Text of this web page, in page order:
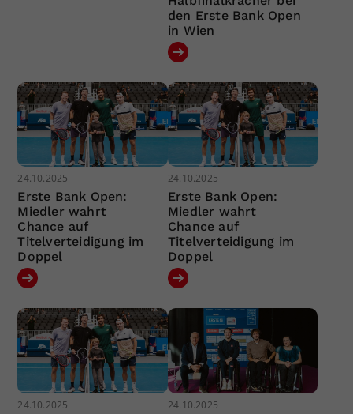
den Erste Bank Open
in Wien
24.10.2025
Erste Bank Open:
Miedler wahrt
Chance auf
Titelverteidigung im
Doppel
24.10.2025
Erste Bank Open:
Miedler wahrt
Chance auf
Titelverteidigung im
Doppel
24.10.2025 24.10.2025